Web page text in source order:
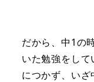
だから、中1の
いた勉強をし
につかず、いざ